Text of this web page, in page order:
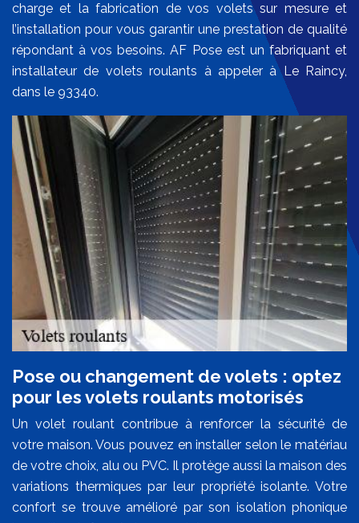
charge et la fabrication de vos volets sur mesure et
l’installation pour vous garantir une prestation de qualité
répondant à vos besoins. AF Pose est un fabriquant et
installateur de volets roulants à appeler à Le Raincy,
dans le 93340.
Pose ou changement de volets : optez
pour les volets roulants motorisés
Un volet roulant contribue à renforcer la sécurité de
votre maison. Vous pouvez en installer selon le matériau
de votre choix, alu ou PVC. Il protège aussi la maison des
variations thermiques par leur propriété isolante. Votre
confort se trouve amélioré par son isolation phonique